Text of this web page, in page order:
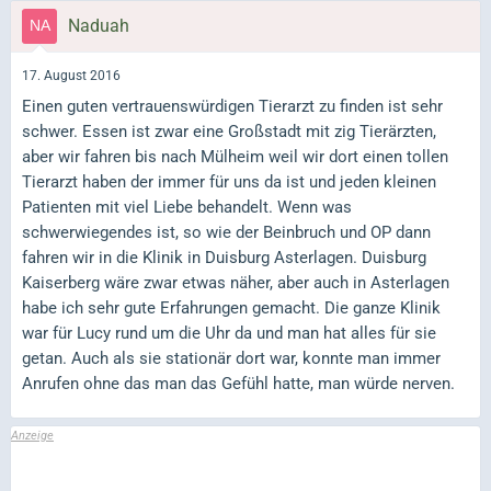
Naduah
17. August 2016
Einen guten vertrauenswürdigen Tierarzt zu finden ist sehr
schwer. Essen ist zwar eine Großstadt mit zig Tierärzten,
aber wir fahren bis nach Mülheim weil wir dort einen tollen
Tierarzt haben der immer für uns da ist und jeden kleinen
Patienten mit viel Liebe behandelt. Wenn was
schwerwiegendes ist, so wie der Beinbruch und OP dann
fahren wir in die Klinik in Duisburg Asterlagen. Duisburg
Kaiserberg wäre zwar etwas näher, aber auch in Asterlagen
habe ich sehr gute Erfahrungen gemacht. Die ganze Klinik
war für Lucy rund um die Uhr da und man hat alles für sie
getan. Auch als sie stationär dort war, konnte man immer
Anrufen ohne das man das Gefühl hatte, man würde nerven.